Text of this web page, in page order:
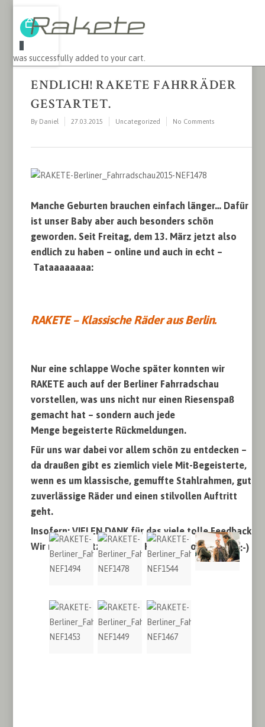
was successfully added to your cart.
ENDLICH! RAKETE FAHRRÄDER
GESTARTET.
By Daniel 27.03.2015 Uncategorized No Comments
Manche Geburten brauchen einfach länger… Dafür
ist unser Baby aber auch besonders schön
geworden.Seit Freitag, dem 13. März jetzt also
endlich zu haben – online und auch in echt –
Tataaaaaaaa:
RAKETE – Klassische Räder aus Berlin.
Nur eine schlappe Woche später konnten wir
RAKETE auch auf der Berliner Fahrradschau
vorstellen, was uns nicht nur einen Riesenspaß
gemacht hat – sondern auch jede
Menge begeisterte Rückmeldungen.
Für uns war dabei vor allem schön zu entdecken –
da draußen gibt es ziemlich viele Mit-Begeisterte,
wenn es um klassische, gemuffte Stahlrahmen, gute
zuverlässige Räder und einen stilvollen Auftritt
geht.
Insofern: VIELEN DANK für das viele tolle Feedback!
Wir machen jetzt mal den Konfigurator fertig